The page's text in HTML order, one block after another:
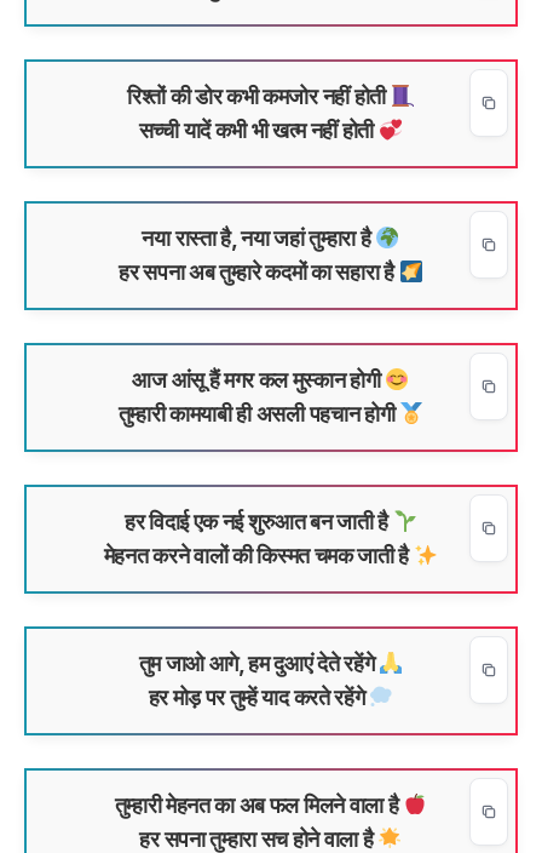
रिश्तों की डोर कभी कमजोर नहीं होती
सच्ची यादें कभी भी खत्म नहीं होती
नया रास्ता है, नया जहां तुम्हारा है
हर सपना अब तुम्हारे कदमों का सहारा है
आज आंसू हैं मगर कल मुस्कान होगी
तुम्हारी कामयाबी ही असली पहचान होगी
हर विदाई एक नई शुरुआत बन जाती है
मेहनत करने वालों की किस्मत चमक जाती है
तुम जाओ आगे, हम दुआएं देते रहेंगे
हर मोड़ पर तुम्हें याद करते रहेंगे
तुम्हारी मेहनत का अब फल मिलने वाला है
हर सपना तुम्हारा सच होने वाला है